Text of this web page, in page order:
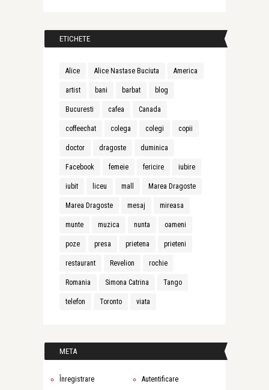
ETICHETE
Alice Alice Nastase Buciuta America
artist bani barbat blog
Bucuresti cafea Canada
coffeechat colega colegi copii
doctor dragoste duminica
Facebook femeie fericire iubire
iubit liceu mall Marea Dragoste
Marea Dragoste mesaj mireasa
munte muzica nunta oameni
poze presa prietena prieteni
restaurant Revelion rochie
Romania Simona Catrina Tango
telefon Toronto viata
META
Înregistrare Autentificare